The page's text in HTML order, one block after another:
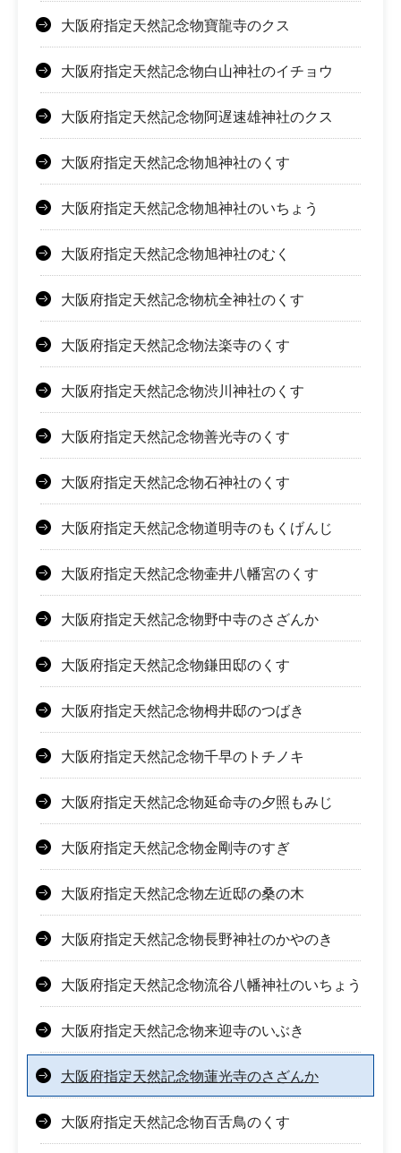
大阪府指定天然記念物寶龍寺のクス
大阪府指定天然記念物白山神社のイチョウ
大阪府指定天然記念物阿遅速雄神社のクス
大阪府指定天然記念物旭神社のくす
大阪府指定天然記念物旭神社のいちょう
大阪府指定天然記念物旭神社のむく
大阪府指定天然記念物杭全神社のくす
大阪府指定天然記念物法楽寺のくす
大阪府指定天然記念物渋川神社のくす
大阪府指定天然記念物善光寺のくす
大阪府指定天然記念物石神社のくす
大阪府指定天然記念物道明寺のもくげんじ
大阪府指定天然記念物壷井八幡宮のくす
大阪府指定天然記念物野中寺のさざんか
大阪府指定天然記念物鎌田邸のくす
大阪府指定天然記念物栂井邸のつばき
大阪府指定天然記念物千早のトチノキ
大阪府指定天然記念物延命寺の夕照もみじ
大阪府指定天然記念物金剛寺のすぎ
大阪府指定天然記念物左近邸の桑の木
大阪府指定天然記念物長野神社のかやのき
大阪府指定天然記念物流谷八幡神社のいちょう
大阪府指定天然記念物来迎寺のいぶき
大阪府指定天然記念物蓮光寺のさざんか
大阪府指定天然記念物百舌鳥のくす